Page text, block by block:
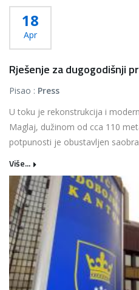
18
Apr
Rješenje za dugogodišnji
Pisao : Press
U toku je rekonstrukcija i
Maglaj, dužinom od cca 110
potpunosti je obustavljen
Više...